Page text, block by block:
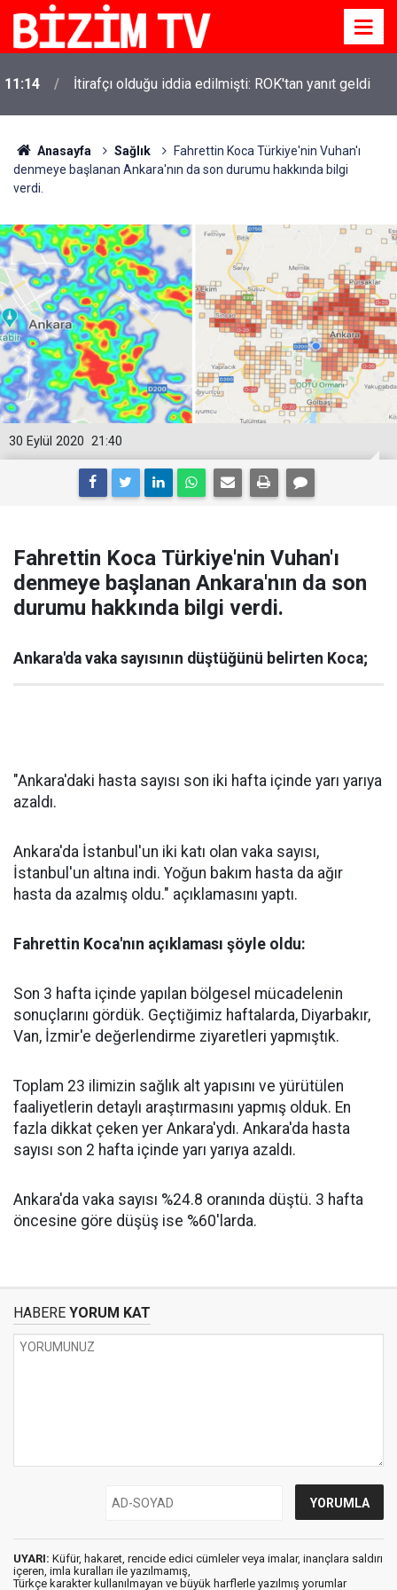
11:14 İtirafçı olduğu iddia edilmişti: ROK'tan yanıt geldi
Anasayfa Sağlık
Fahrettin Koca Türkiye'nin Vuhan'ı
denmeye başlanan Ankara'nın da son durumu hakkında bilgi
verdi.
21:40
30 Eylül 2020
Fahrettin Koca Türkiye'nin Vuhan'ı
denmeye başlanan Ankara'nın da son
durumu hakkında bilgi verdi.
Ankara'da vaka sayısının düştüğünü belirten Koca;
"Ankara'daki hasta sayısı son iki hafta içinde yarı yarıya
azaldı.
Ankara'da İstanbul'un iki katı olan vaka sayısı,
İstanbul'un altına indi. Yoğun bakım hasta da ağır
hasta da azalmış oldu." açıklamasını yaptı.
Fahrettin Koca'nın açıklaması şöyle oldu:
Son 3 hafta içinde yapılan bölgesel mücadelenin
sonuçlarını gördük. Geçtiğimiz haftalarda, Diyarbakır,
Van, İzmir'e değerlendirme ziyaretleri yapmıştık.
Toplam 23 ilimizin sağlık alt yapısını ve yürütülen
faaliyetlerin detaylı araştırmasını yapmış olduk. En
fazla dikkat çeken yer Ankara'ydı. Ankara'da hasta
sayısı son 2 hafta içinde yarı yarıya azaldı.
Ankara'da vaka sayısı %24.8 oranında düştü. 3 hafta
öncesine göre düşüş ise %60'larda.
HABERE YORUM KAT
UYARI: Küfür, hakaret, rencide edici cümleler veya imalar, inançlara saldırı
içeren, imla kuralları ile yazılmamış,
Türkçe karakter kullanılmayan ve büyük harflerle yazılmış yorumlar